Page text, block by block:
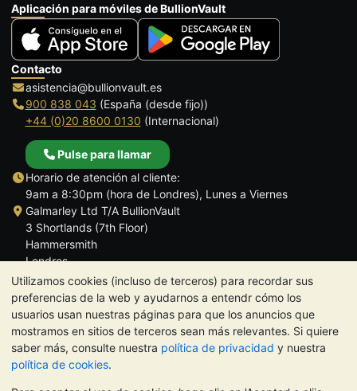
Utilizamos cookies (incluso de terceros) para recordar sus
preferencias de la web y ayudarnos a entendr cómo los
usuarios usan nuestras páginas para que los anuncios que
mostramos en sitios de terceros sean más relevantes. Si quiere
saber más, consulte nuestra política de privacidad y nuestra
política de cookies.
Aplicación para móviles de BullionVault
Contacto
asistencia@bullionvault.es
900 838 043 (España (desde fijo))
+44 (0)20 8600 0130 (Internacional)
Pulse para llamar
Horario de atención al cliente:
9am a 8:30pm (hora de Londres), Lunes a Viernes
Galmarley Ltd T/A BullionVault
3 Shortlands (7th Floor)
Hammersmith
Londres
W6 8DA
Reino Unido